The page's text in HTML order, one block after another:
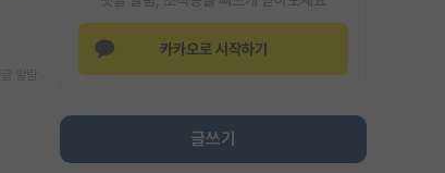
카카오로 시작하기
글쓰기